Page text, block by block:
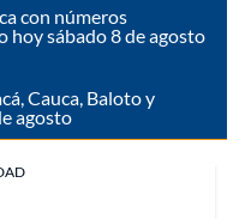
con números
hoy sábado 8 de agosto
Cauca, Baloto y
agosto